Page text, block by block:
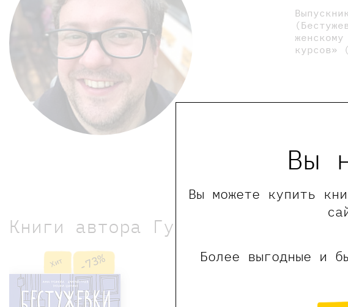
Вы
Вы можете купить
Более выгодные и
курсов»
Книги автора Гусева Дмитрия
Хит -73%